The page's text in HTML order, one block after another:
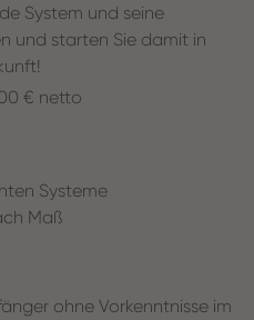
System und seine
und starten Sie damit in
€ netto
Systeme
Maß
ohne Vorkenntnisse im